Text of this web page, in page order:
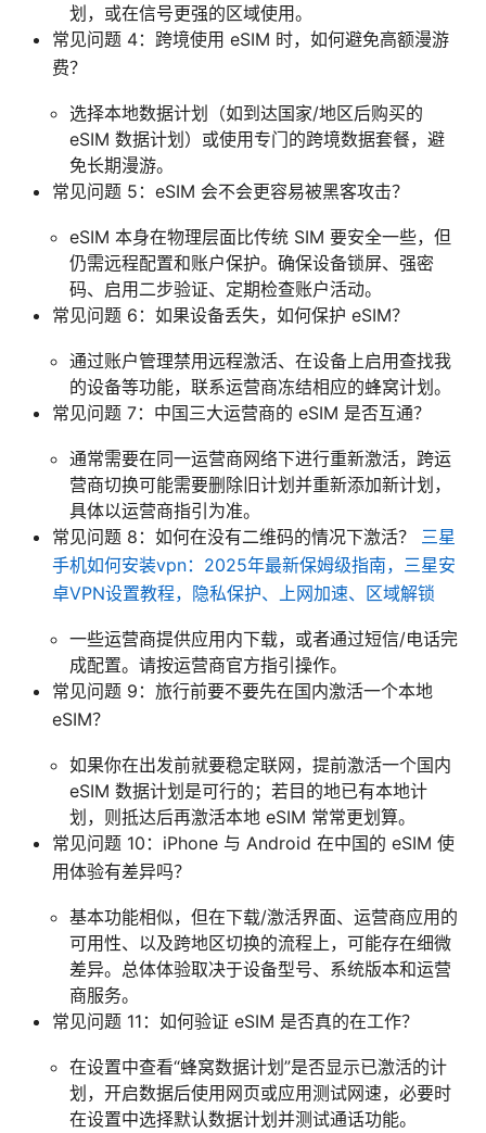
划，或在信号更强的区域使用。
常见问题 4：跨境使用 eSIM 时，如何避免高额漫游
费？
选择本地数据计划（如到达国家/地区后购买的
eSIM 数据计划）或使用专门的跨境数据套餐，避
免长期漫游。
常见问题 5：eSIM 会不会更容易被黑客攻击？
eSIM 本身在物理层面比传统 SIM 要安全一些，但
仍需远程配置和账户保护。确保设备锁屏、强密
码、启用二步验证、定期检查账户活动。
常见问题 6：如果设备丢失，如何保护 eSIM？
通过账户管理禁用远程激活、在设备上启用查找我
的设备等功能，联系运营商冻结相应的蜂窝计划。
常见问题 7：中国三大运营商的 eSIM 是否互通？
通常需要在同一运营商网络下进行重新激活，跨运
营商切换可能需要删除旧计划并重新添加新计划，
具体以运营商指引为准。
常见问题 8：如何在没有二维码的情况下激活？ 三星
手机如何安装vpn：2025年最新保姆级指南，三星安
卓VPN设置教程，隐私保护、上网加速、区域解锁
一些运营商提供应用内下载，或者通过短信/电话完
成配置。请按运营商官方指引操作。
常见问题 9：旅行前要不要先在国内激活一个本地
eSIM？
如果你在出发前就要稳定联网，提前激活一个国内
eSIM 数据计划是可行的；若目的地已有本地计
划，则抵达后再激活本地 eSIM 常常更划算。
常见问题 10：iPhone 与 Android 在中国的 eSIM 使
用体验有差异吗？
基本功能相似，但在下载/激活界面、运营商应用的
可用性、以及跨地区切换的流程上，可能存在细微
差异。总体体验取决于设备型号、系统版本和运营
商服务。
常见问题 11：如何验证 eSIM 是否真的在工作？
在设置中查看“蜂窝数据计划”是否显示已激活的计
划，开启数据后使用网页或应用测试网速，必要时
在设置中选择默认数据计划并测试通话功能。